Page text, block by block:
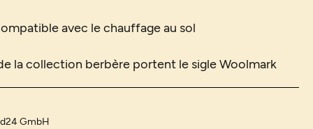
avec le chauffage au sol
la collection berbère portent le sigle Woolmark
GmbH